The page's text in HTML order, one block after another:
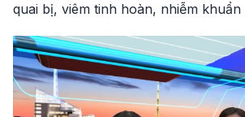
quai bị, viêm tinh hoàn, nhiễm khuẩn